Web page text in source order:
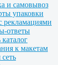
и самовывоз
упаковки
рекламациями
ответы
каталог
к макетам